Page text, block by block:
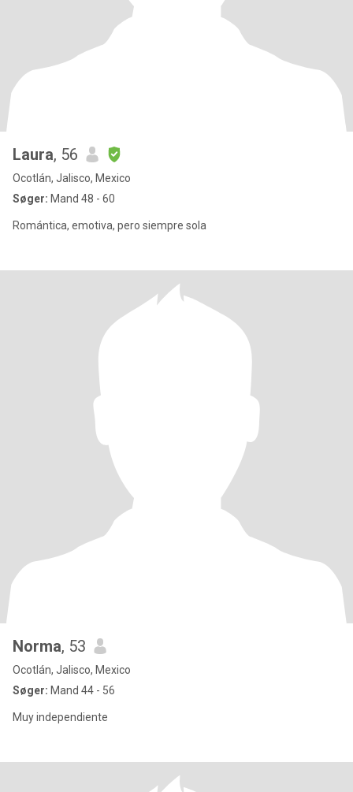
Laura, 56
Ocotlán, Jalisco, Mexico
Søger: Mand 48 - 60
Romántica, emotiva, pero siempre sola
Norma, 53
Ocotlán, Jalisco, Mexico
Søger: Mand 44 - 56
Muy independiente